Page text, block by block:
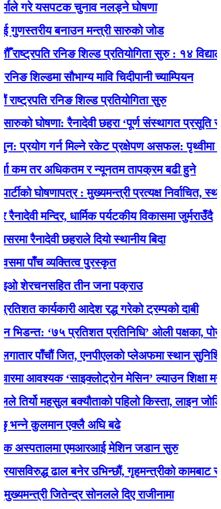
यसपटक चुनाव नलड्ने घोषणा
बनाउन मन्त्री सारुको जोड
रनिङ शिल्ड प्रतियोगिता सुरु : १४ विद्यालयकाे
सौभाग्य मावि चिदीपानी च्याम्पियन
रनिङ शिल्ड प्रतियोगिता सुरु
घोषणा: रैनादेवी छहरा ‘पूर्ण संस्थागत प्रसूति
गर्न मिल्ने रकेट प्रक्षेपण असफल: पृथ्वीमा फर्कने
तर अधिकतम र न्यूनतम तापक्रम बढी हुने
घोषणापत्र : मुख्यमन्त्री प्रत्यक्ष निर्वाचित, स्थानीय
मन्दिर, धार्मिक पर्यटकीय विकासमा जुर्मराउँदै
छहराले दियो स्थानीय बिदा
व्यक्तित्व पुरस्कृत
तीन जना पक्राउ
कार्यकारी आदेश रद्ध गरेको ट्रम्पको दाबी
‘७५ प्रतिशत प्रतिनिधि’ ओली पक्षका,
पाँचौं जित, एनपीएलकाे प्लेअफमा स्थान सुनिश्चित
‘साइक्लोट्रोन मेसिन’ ल्याउन शिक्षा
महसुल बक्यौताको पहिलो किस्ता, लाइन जोडियो
कुलमान एक्लै अघि बढे
एमआरआई मेशिन जडान सुरु
ढाल बनेर उभिन्छौं, गृहमन्त्रीको कामबाट
जितेन्द्र सोनलले दिए राजीनामा